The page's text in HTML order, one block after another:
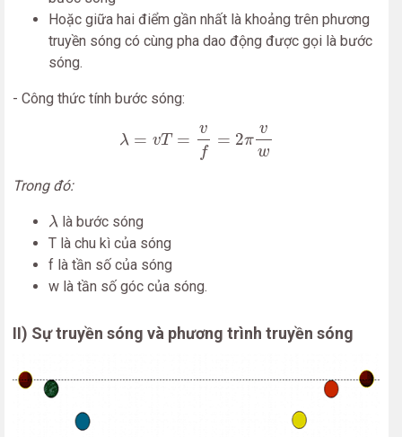
Hoặc giữa hai điểm gần nhất là khoảng trên phương
truyền sóng có cùng pha dao động được gọi là bước
sóng.
- Công thức tính bước sóng:
λ = vT =
v
f
= 2π
v
w
2π
Trong đó:
λ
λ là bước sóng
T là chu kì của sóng
f là tần số của sóng
w là tần số góc của sóng.
II) Sự truyền sóng và phương trình truyền sóng